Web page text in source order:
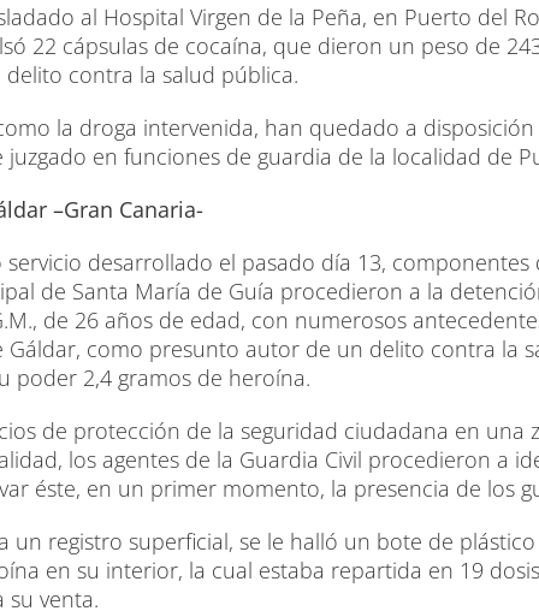
al Hospital Virgen de la Peña, en Puerto del
22 cápsulas de cocaína, que dieron un peso de
contra la salud pública.
la droga intervenida, han quedado a
en funciones de guardia de la localidad de
–Gran Canaria-
desarrollado el pasado día 13, componentes
de Santa María de Guía procedieron a la
de 26 años de edad, con numerosos
Gáldar, como presunto autor de un delito contra la
poder 2,4 gramos de heroína.
de protección de la seguridad ciudadana en una
los agentes de la Guardia Civil procedieron a
éste, en un primer momento, la presencia de los
un registro superficial, se le halló un bote de
en su interior, la cual estaba repartida en 19
su venta.